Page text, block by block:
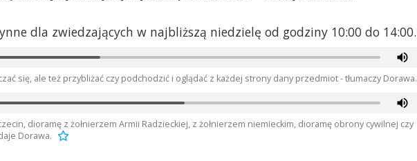
dla zwiedzających w najbliższą niedzielę od godziny 10:00 do 14:00.
się, ale też przybliżać czy podchodzić i oglądać z każdej strony dany przedmiot - tłumaczy Dorawa.
dioramę z żołnierzem Armii Radzieckiej, z żołnierzem niemieckim, dioramę obrony cywilnej czy
Dorawa.